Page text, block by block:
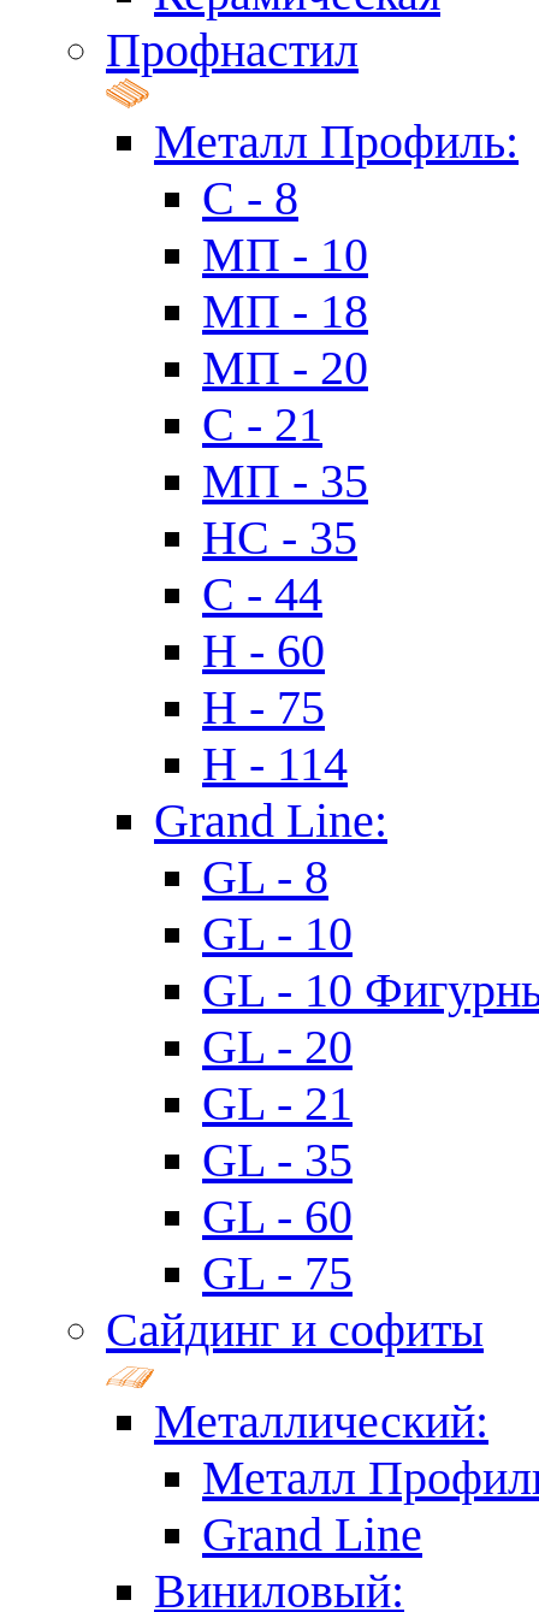
Профнастил
Металл Профиль:
C - 8
МП - 10
МП - 18
МП - 20
C - 21
МП - 35
HC - 35
C - 44
H - 60
H - 75
H - 114
Grand Line:
GL - 8
GL - 10
GL - 10
GL - 20
GL - 21
GL - 35
GL - 60
GL - 75
Сайдинг и софиты
Металлический:
Металл
Grand Line
Виниловый: